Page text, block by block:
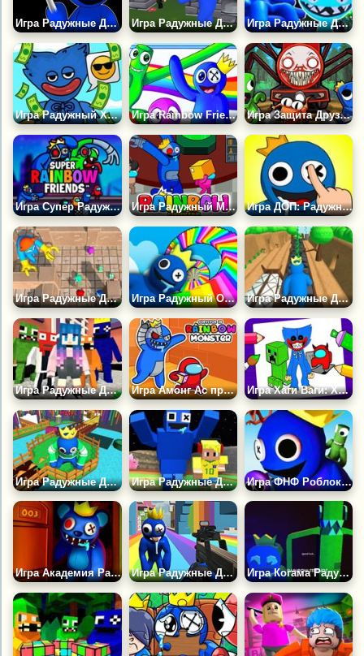
Игра Радужные Друзья: Найди Звёзды Игра Радужные Друзья: Выживание и Прятки Игра Радужные Друзья И Хаги Ваги: Битва За Куб 3D
Игра Радужный Хаги: Блогер Игра Rainbow Friends. Страшные Звуки и Музыка Игра Защита Друзей от Чу Чу Чарльза
Игра Супер Радужные Друзья Игра Радужный Монстр Ловец Импостеров Игра ДОП: Радужные Друзья
Игра Радужные Друзья Перезагрузка Игра Радужный Обби Игра Радужные Друзья и Слендерина
Игра Радужные Друзья: Побег Игра Амонг Ас против Радужных Друзей Игра Хаги Ваги: Хайповая Раскраска для Детей
Игра Радужные Друзья на Выживание Игра Радужные Друзья: Выживший Нубик 3Д Игра ФНФ Роблокс Радужные Друзья: Синий
Игра Академия Радужный Путь к Радужному Кубу 3D Игра Радужные Друзья: Выживание Игра Когама Радужные Друзья